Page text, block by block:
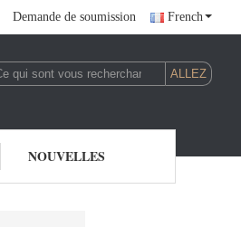
Demande de soumission French
NOUVELLES